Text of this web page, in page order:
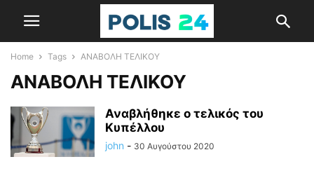
Home Tags ΑΝΑΒΟΛΗ ΤΕΛΙΚΟΥ
ΑΝΑΒΟΛΗ ΤΕΛΙΚΟΥ
Αναβλήθηκε ο τελικός του
Κυπέλλου
john - 30 Αυγούστου 2020